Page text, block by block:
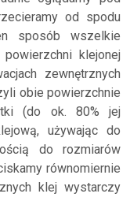
od spodu
sposób wszelkie
klejonej
zewnętrznych
obie powierzchnie
(do ok. 80% jej
używając do
do rozmiarów
równomiernie
klej wystarczy